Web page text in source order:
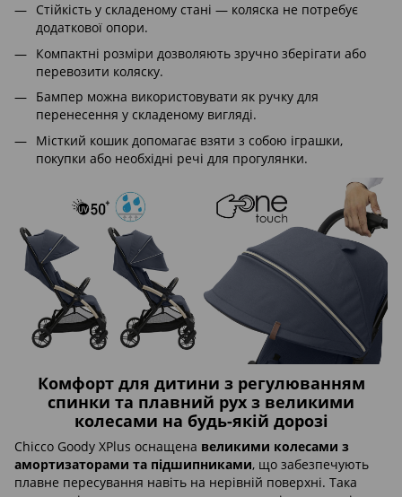
Стійкість у складеному стані — коляска не потребує
додаткової опори.
Компактні розміри дозволяють зручно зберігати або
перевозити коляску.
Бампер можна використовувати як ручку для
перенесення у складеному вигляді.
Місткий кошик допомагає взяти з собою іграшки,
покупки або необхідні речі для прогулянки.
Комфорт для дитини з регулюванням
спинки та плавний рух з великими
колесами на будь-якій дорозі
Chicco Goody XPlus оснащена великими колесами з
амортизаторами та підшипниками, що забезпечують
плавне пересування навіть на нерівній поверхні. Така